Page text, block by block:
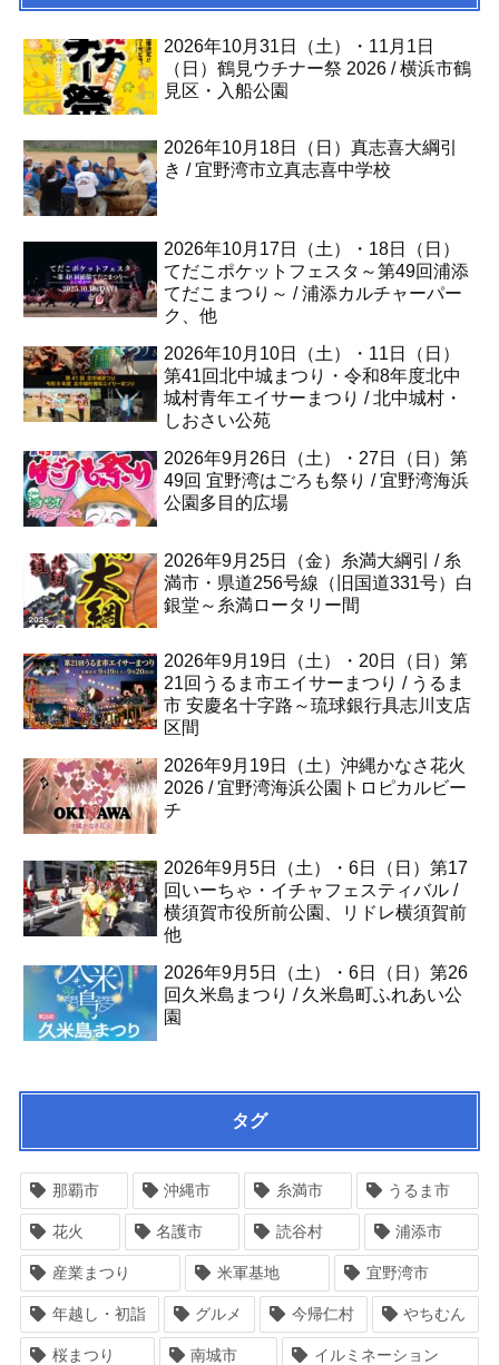
2026年10月31日（土）・11月1日
（日）鶴見ウチナー祭 2026 / 横浜市鶴
見区・入船公園
2026年10月18日（日）真志喜大綱引
き / 宜野湾市立真志喜中学校
2026年10月17日（土）・18日（日）
てだこポケットフェスタ～第49回浦添
てだこまつり～ / 浦添カルチャーパー
ク、他
2026年10月10日（土）・11日（日）
第41回北中城まつり・令和8年度北中
城村青年エイサーまつり / 北中城村・
しおさい公苑
2026年9月26日（土）・27日（日）第
49回 宜野湾はごろも祭り / 宜野湾海浜
公園多目的広場
2026年9月25日（金）糸満大綱引 / 糸
満市・県道256号線（旧国道331号）白
銀堂～糸満ロータリー間
2026年9月19日（土）・20日（日）第
21回うるま市エイサーまつり / うるま
市 安慶名十字路～琉球銀行具志川支店
区間
2026年9月19日（土）沖縄かなさ花火
2026 / 宜野湾海浜公園トロピカルビー
チ
2026年9月5日（土）・6日（日）第17
回いーちゃ・イチャフェスティバル /
横須賀市役所前公園、リドレ横須賀前
他
2026年9月5日（土）・6日（日）第26
回久米島まつり / 久米島町ふれあい公
園
タグ
那覇市 沖縄市 糸満市 うるま市
花火 名護市 読谷村 浦添市
産業まつり 米軍基地 宜野湾市
年越し・初詣 グルメ 今帰仁村 やちむん
桜まつり 南城市 イルミネーション